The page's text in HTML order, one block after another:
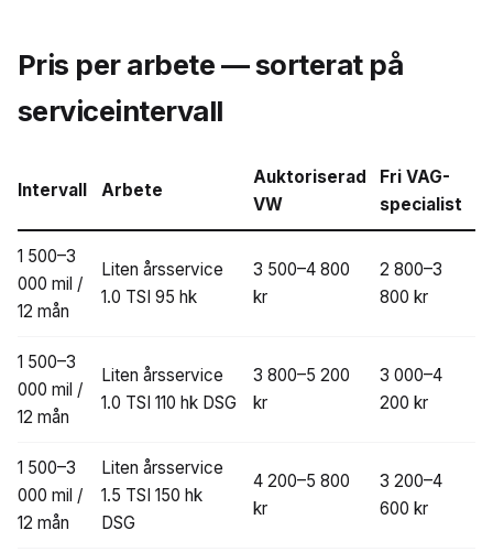
Pris per arbete — sorterat på
serviceintervall
Intervall Arbete
Auktoriserad
VW
Fri VAG-
specialist
1 500–3
000 mil /
12 mån
Liten årsservice
1.0 TSI 95 hk
3 500–4 800
kr
2 800–3
800 kr
1 500–3
000 mil /
12 mån
Liten årsservice
1.0 TSI 110 hk DSG
3 800–5 200
kr
3 000–4
200 kr
1 500–3
000 mil /
12 mån
Liten årsservice
1.5 TSI 150 hk
DSG
4 200–5 800
kr
3 200–4
600 kr